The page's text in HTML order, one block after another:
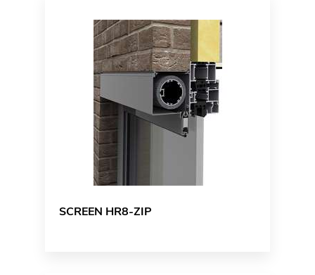
SCREEN HR8-ZIP